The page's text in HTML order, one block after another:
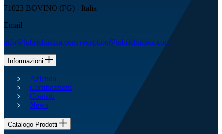
71023 BOVINO (FG) - Italia
Email
info@lubrichimica.com reception@lubrichimica.com
Informazioni
Azienda
Certificazioni
Contatti
News
Catalogo Prodotti